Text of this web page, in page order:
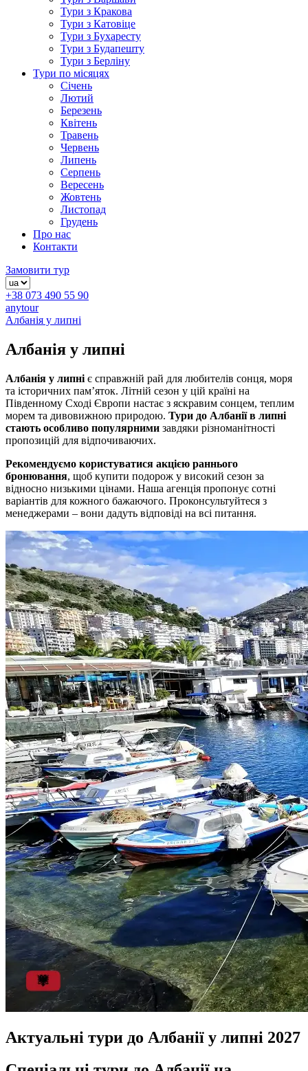
Тури з Кракова
Тури з Катовіце
Тури з Бухаресту
Тури з Будапешту
Тури з Берліну
Тури по місяцях
Січень
Лютий
Березень
Квітень
Травень
Червень
Липень
Серпень
Вересень
Жовтень
Листопад
Грудень
Про нас
Контакти
Замовити тур
+38 073 490 55 90
anytour
Албанія у липні
Албанія у липні
Албанія у липні є справжній рай для любителів сонця, моря
та історичних пам’яток. Літній сезон у цій країні на
Південному Сході Європи настає з яскравим сонцем, теплим
морем та дивовижною природою. Тури до Албанії в липні
стають особливо популярними завдяки різноманітності
пропозицій для відпочиваючих.
Рекомендуємо користуватися акцією раннього
бронювання, щоб купити подорож у високий сезон за
відносно низькими цінами. Наша агенція пропонує сотні
варіантів для кожного бажаючого. Проконсультуйтеся з
менеджерами – вони дадуть відповіді на всі питання.
Актуальні тури до Албанії у липні 2027